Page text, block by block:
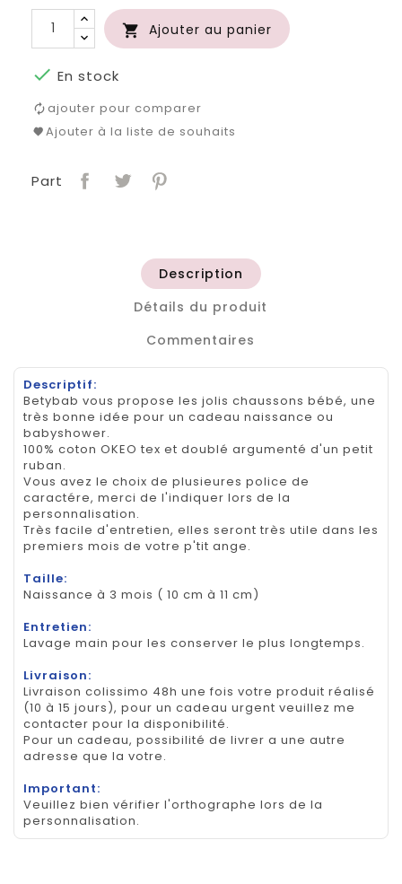
 Ajouter au panier
 En stock
ajouter pour comparer
Ajouter à la liste de souhaits
Part
Description
Détails du produit
Commentaires
Descriptif:
Betybab vous propose les jolis chaussons bébé, une
très bonne idée pour un cadeau naissance ou
babyshower.
100% coton OKEO tex et doublé argumenté d'un petit
ruban.
Vous avez le choix de plusieures police de
caractére, merci de l'indiquer lors de la
personnalisation.
Très facile d'entretien, elles seront très utile dans les
premiers mois de votre p'tit ange.
Taille:
Naissance à 3 mois ( 10 cm à 11 cm)
Entretien:
Lavage main pour les conserver le plus longtemps.
Livraison:
Livraison colissimo 48h une fois votre produit réalisé
(10 à 15 jours), pour un cadeau urgent veuillez me
contacter pour la disponibilité.
Pour un cadeau, possibilité de livrer a une autre
adresse que la votre.
Important:
Veuillez bien vérifier l'orthographe lors de la
personnalisation.